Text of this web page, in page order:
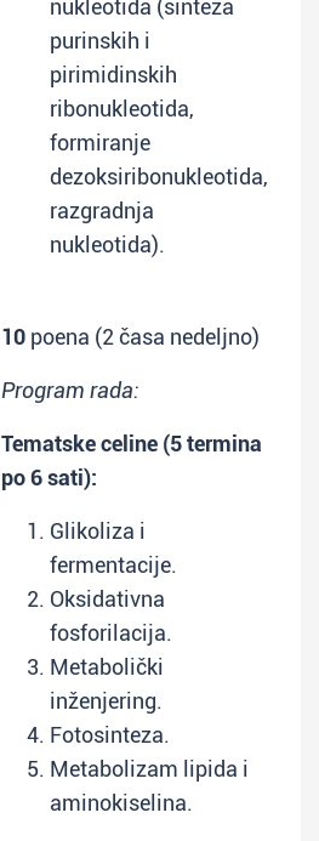
nukleotida (sinteza
purinskih i
pirimidinskih
ribonukleotida,
formiranje
dezoksiribonukleotida,
razgradnja
nukleotida).
10 poena (2 časa nedeljno)
Program rada:
Tematske celine (5 termina
po 6 sati):
Glikoliza i
fermentacije.
Oksidativna
fosforilacija.
Metabolički
inženjering.
Fotosinteza.
Metabolizam lipida i
aminokiselina.